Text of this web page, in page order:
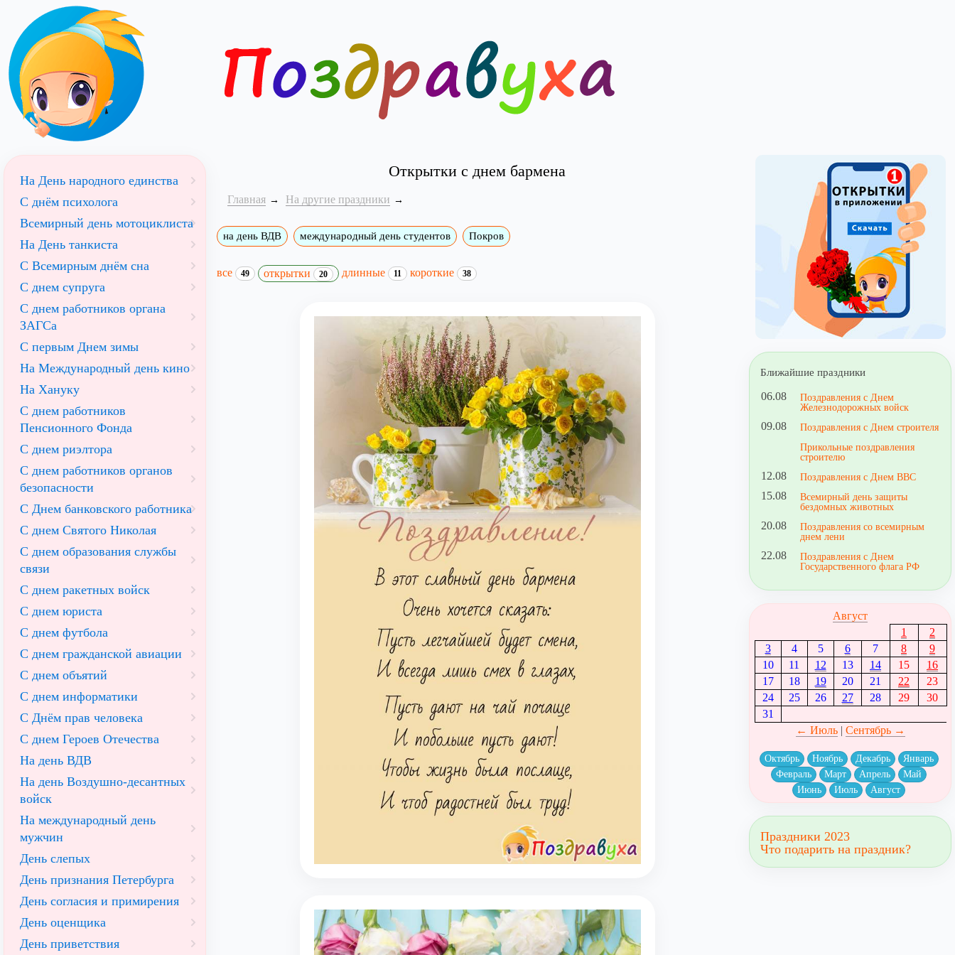
Открытки с днем бармена
Главная На другие праздники
на день ВДВ международный день студентов Покров
все 49 открытки 20 длинные 11 короткие 38
На День народного единства
С днём психолога
Всемирный день мотоциклиста
На День танкиста
С Всемирным днём сна
С днем супруга
С днем работников органа
ЗАГСа
С первым Днем зимы
На Международный день кино
На Хануку
С днем работников
Пенсионного Фонда
С днем риэлтора
С днем работников органов
безопасности
С Днем банковского работника
С днем Святого Николая
С днем образования службы
связи
С днем ракетных войск
С днем юриста
С днем футбола
С днем гражданской авиации
С днем объятий
С днем информатики
С Днём прав человека
С днем Героев Отечества
На день ВДВ
На день Воздушно-десантных
войск
На международный день
мужчин
День слепых
День признания Петербурга
День согласия и примирения
День оценщика
День приветствия
Ближайшие праздники
06.08
Поздравления с Днем
Железнодорожных войск
09.08
Поздравления с Днем строителя
Прикольные поздравления
строителю
12.08 Поздравления с Днем ВВС
15.08
Всемирный день защиты
бездомных животных
20.08
Поздравления со всемирным
днем лени
22.08
Поздравления с Днем
Государственного флага РФ
Август
1
2
3
4 5 6 7 8
9
10
11 12 13 14 15
16
17
18 19 20 21 22
23
24
25 26 27 28 29
30
31
← Июль| Сентябрь →
Октябрь Ноябрь Декабрь
Январь
Февраль
Март Апрель
Май
Июнь
Июль Август
Праздники 2023
Что подарить на праздник?